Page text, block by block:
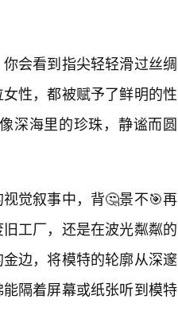
会看到指尖轻轻滑过丝绸
性，都被赋予了鲜明的性
深海里的珍珠，静谧而圆
觉叙事中，背🤔景不🎯再
工厂，还是在波光粼粼的
边，将模特的轮廓从深邃
隔着屏幕或纸张听到模特